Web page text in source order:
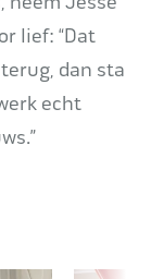
lief: “Dat
dan sta
echt